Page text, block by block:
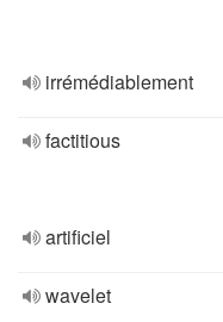
irrémédiablement
factitious
artificiel
wavelet